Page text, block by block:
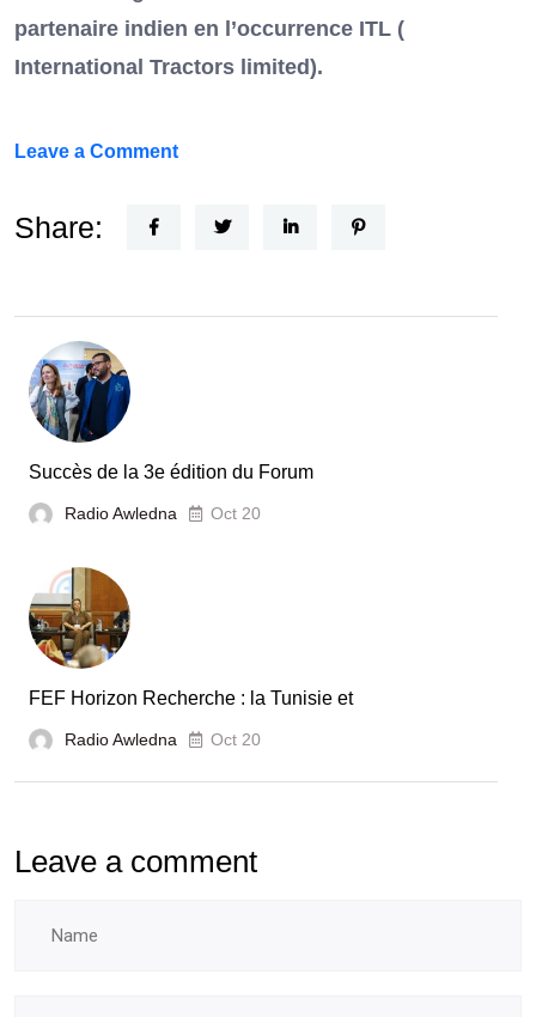
partenaire indien en l’occurrence ITL (
International Tractors limited).
Leave a Commenton
Nouvel
le
Tunisie
Share:
Succès de la 3e édition du Forum
Radio Awledna Oct 20
FEF Horizon Recherche : la Tunisie et
Radio Awledna Oct 20
Leave a comment